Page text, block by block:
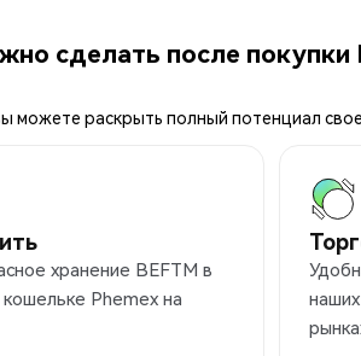
сделать после покупки
можете раскрыть полный потенциал
хранение BEFTM в
Phemex на